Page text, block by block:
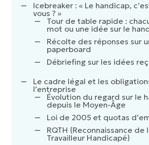
Icebreaker : « Le handicap,
vous ? »
Tour de table rapide :
mot ou une idée sur le
Récolte des réponses sur
paperboard
Débriefing sur les idées
Le cadre légal et les
l’entreprise
Évolution du regard sur le
depuis le Moyen-Âge
Loi de 2005 et quotas
RQTH (Reconnaissance de
Travailleur Handicapé)